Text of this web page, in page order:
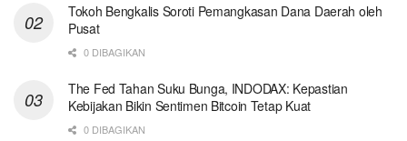
Tokoh Bengkalis Soroti Pemangkasan Dana Daerah oleh
Pusat
0 DIBAGIKAN
The Fed Tahan Suku Bunga, INDODAX: Kepastian
Kebijakan Bikin Sentimen Bitcoin Tetap Kuat
0 DIBAGIKAN